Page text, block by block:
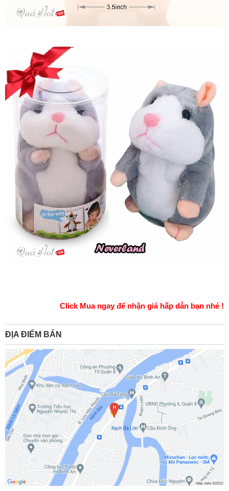
Click Mua ngay để nhận giá hấp dẫn bạn nhé !
ĐỊA ĐIỂM BÁN